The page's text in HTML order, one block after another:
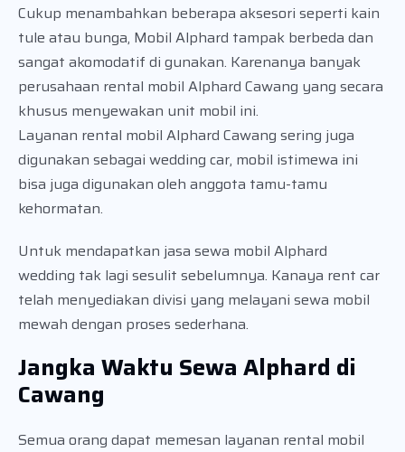
Cukup menambahkan beberapa aksesori seperti kain
tule atau bunga, Mobil Alphard tampak berbeda dan
sangat akomodatif di gunakan. Karenanya banyak
perusahaan rental mobil Alphard Cawang yang secara
khusus menyewakan unit mobil ini.
Layanan rental mobil Alphard Cawang sering juga
digunakan sebagai wedding car, mobil istimewa ini
bisa juga digunakan oleh anggota tamu-tamu
kehormatan.
Untuk mendapatkan jasa sewa mobil Alphard
wedding tak lagi sesulit sebelumnya. Kanaya rent car
telah menyediakan divisi yang melayani sewa mobil
mewah dengan proses sederhana.
Jangka Waktu Sewa Alphard di
Cawang
Semua orang dapat memesan layanan rental mobil